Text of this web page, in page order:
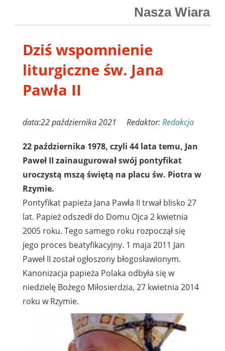
Nasza Wiara
Dziś wspomnienie
liturgiczne św. Jana
Pawła II
data:22 października 2021 Redaktor:Redakcja
22 października 1978, czyli 44 lata temu, Jan
Paweł II zainaugurował swój pontyfikat
uroczystą mszą świętą na placu św. Piotra w
Rzymie.
Pontyfikat papieża Jana Pawła II trwał blisko 27
lat. Papież odszedł do Domu Ojca 2 kwietnia
2005 roku. Tego samego roku rozpoczął się
jego proces beatyfikacyjny. 1 maja 2011 Jan
Paweł II został ogłoszony błogosławionym.
Kanonizacja papieża Polaka odbyła się w
niedzielę Bożego Miłosierdzia, 27 kwietnia 2014
roku w Rzymie.